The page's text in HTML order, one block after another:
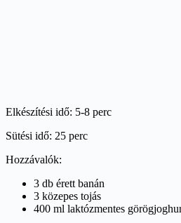
Elkészítési idő: 5-8 perc
Sütési idő: 25 perc
Hozzávalók:
3 db érett banán
3 közepes tojás
400 ml laktózmentes